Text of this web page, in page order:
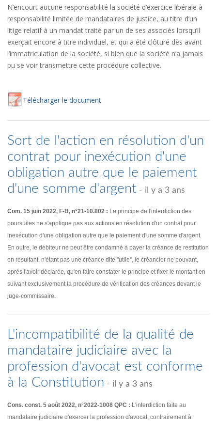
N’encourt aucune responsabilité la société d’exercice libérale à
responsabilité limitée de mandataires de justice, au titre d’un
litige relatif à un mandat traité par un de ses associés lorsqu’il
exerçait encore à titre individuel, et qui a été clôturé dès avant
l’immatriculation de la société, si bien que la société n’a jamais
pu se voir transmettre cette procédure collective.
Télécharger le document
Sort de l'action en résolution d'un
contrat pour inexécution d'une
obligation autre que le paiement
d'une somme d'argent - il y a 3 ans
Com. 15 juin 2022, F-B, n°21-10.802 : Le principe de l'interdiction des
poursuites ne s'applique pas aux actions en résolution d'un contrat pour
inexécution d'une obligation autre que le paiement d'une somme d'argent.
En outre, le débiteur ne peut être condamné à payer la créance de restitution
en résultant, n'étant pas une créance dite "utile", le créancier ne pouvant,
après l'avoir déclarée, qu'en faire constater le principe et fixer le montant en
suivant exclusivement la procédure de vérification des créances devant le
juge-commissaire.
L'incompatibilité de la qualité de
mandataire judiciaire avec la
profession d'avocat est conforme
à la Constitution - il y a 3 ans
Cons. const. 5 août 2022, n°2022-1008 QPC : L'interdiction faite au
mandataire judiciaire d'exercer la profession d'avocat, contrairement à